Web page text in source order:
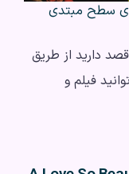
سطح مبتدی
دارید از طریق
فیلم و